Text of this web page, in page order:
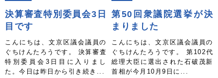
決算審査特別委員会3日
目です
こんにちは、文京区議会議員の
ぐちけんたろうです。 決算審査
特別委員会3日目に入りまし
た。今日は昨日から引き続き...
第50回衆議院選挙が決
まりました
こんにちは、文京区議会議員の
ぐちけんたろうです。 第102代
総理大臣に選出された石破茂新
首相が今月10月9日に...